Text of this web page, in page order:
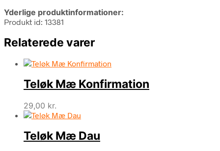
Yderlige produktinformationer:
Produkt id: 13381
Relaterede varer
Teløk Mæ Konfirmation
29,00 kr.
Teløk Mæ Dau